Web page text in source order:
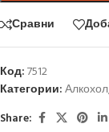
Сравни
Код:7512
Категории:Алкохол
Share: